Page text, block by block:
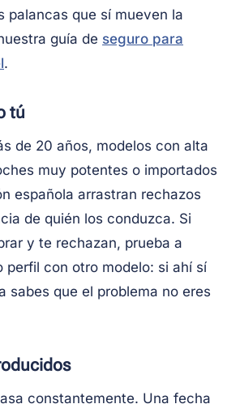
palancas que sí mueven la
guía de seguro para
.
tú
de 20 años, modelos con alta
muy potentes o importados
española arrastran rechazos
de quién los conduzca. Si
y te rechazan, prueba a
perfil con otro modelo: si ahí sí
sabes que el problema no eres
constantemente. Una fecha